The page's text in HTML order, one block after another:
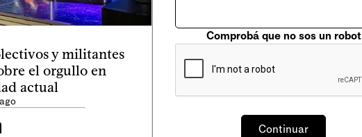
y militantes
el orgullo en
actual
Comprobá que no sos un robot